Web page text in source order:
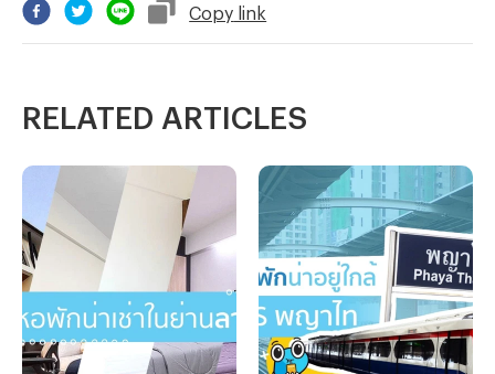
Copy link
RELATED ARTICLES